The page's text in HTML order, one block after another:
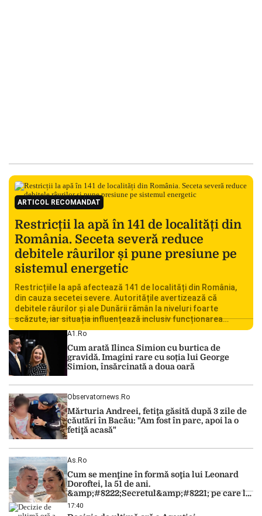
ARTICOL RECOMANDAT
Restricții la apă în 141 de localități din
România. Seceta severă reduce
debitele râurilor și pune presiune pe
sistemul energetic
Restricțiile la apă afectează 141 de localități din România,
din cauza secetei severe. Autoritățile avertizează că
debitele râurilor și ale Dunării rămân la niveluri foarte
scăzute, iar situația influențează inclusiv funcționarea
Centralei Nucleare de la Cernavodă. România se confruntă
cu una dintre cele mai dificile perioade din punct de vedere
hidrologic din ultimii ani. Lipsa […]
A1.ro
Cum arată Ilinca Simion cu burtica de
gravidă. Imagini rare cu soția lui George
Simion, însărcinată a doua oară
Observatornews.ro
Mărturia Andreei, fetiţa găsită după 3 zile de
căutări în Bacău: "Am fost în parc, apoi la o
fetiţă acasă"
As.ro
Cum se menţine în formă soţia lui Leonard
Doroftei, la 51 de ani.
&amp;#8222;Secretul&amp;#8221; pe care l-a
dezvăluit
17:40